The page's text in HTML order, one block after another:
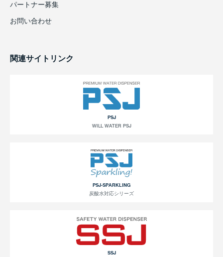
パートナー募集
お問い合わせ
関連サイトリンク
PSJ
WILL WATER PSJ
PSJ-SPARKLING
炭酸水対応シリーズ
SSJ